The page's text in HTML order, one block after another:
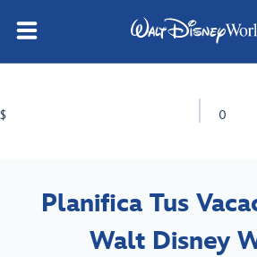
$ 0
Planifica Tus
Walt Disney